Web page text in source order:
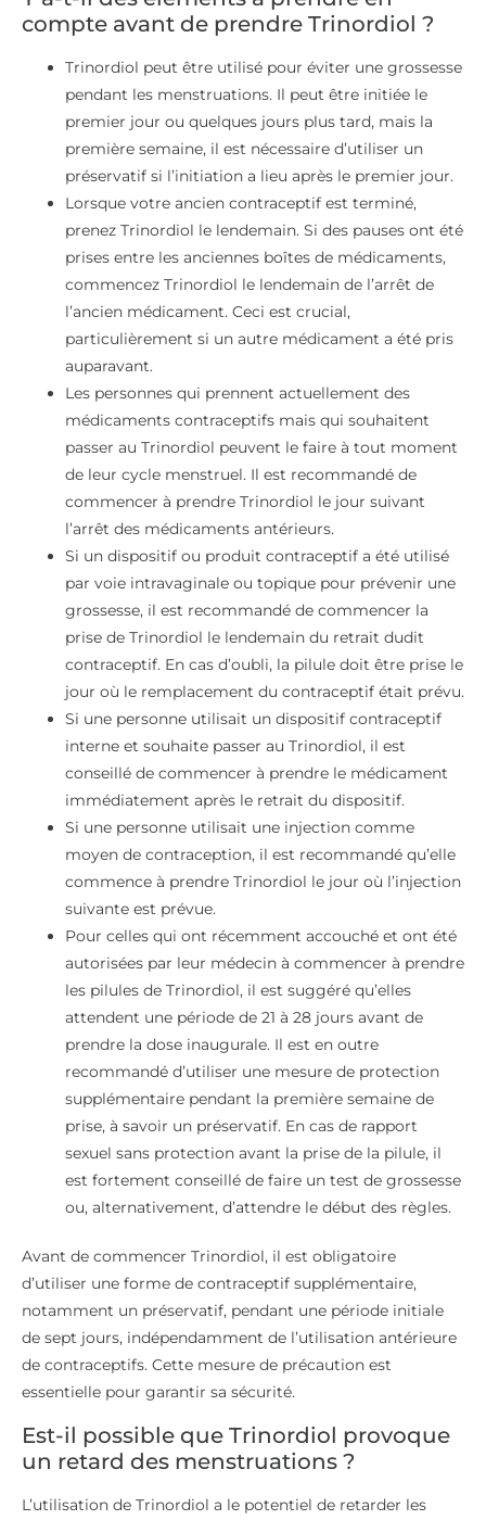
compte avant de prendre Trinordiol ?
Trinordiol peut être utilisé pour éviter une grossesse
pendant les menstruations. Il peut être initiée le
premier jour ou quelques jours plus tard, mais la
première semaine, il est nécessaire d’utiliser un
préservatif si l’initiation a lieu après le premier jour.
Lorsque votre ancien contraceptif est terminé,
prenez Trinordiol le lendemain. Si des pauses ont été
prises entre les anciennes boîtes de médicaments,
commencez Trinordiol le lendemain de l’arrêt de
l’ancien médicament. Ceci est crucial,
particulièrement si un autre médicament a été pris
auparavant.
Les personnes qui prennent actuellement des
médicaments contraceptifs mais qui souhaitent
passer au Trinordiol peuvent le faire à tout moment
de leur cycle menstruel. Il est recommandé de
commencer à prendre Trinordiol le jour suivant
l’arrêt des médicaments antérieurs.
Si un dispositif ou produit contraceptif a été utilisé
par voie intravaginale ou topique pour prévenir une
grossesse, il est recommandé de commencer la
prise de Trinordiol le lendemain du retrait dudit
contraceptif. En cas d’oubli, la pilule doit être prise le
jour où le remplacement du contraceptif était prévu.
Si une personne utilisait un dispositif contraceptif
interne et souhaite passer au Trinordiol, il est
conseillé de commencer à prendre le médicament
immédiatement après le retrait du dispositif.
Si une personne utilisait une injection comme
moyen de contraception, il est recommandé qu’elle
commence à prendre Trinordiol le jour où l’injection
suivante est prévue.
Pour celles qui ont récemment accouché et ont été
autorisées par leur médecin à commencer à prendre
les pilules de Trinordiol, il est suggéré qu’elles
attendent une période de 21 à 28 jours avant de
prendre la dose inaugurale. Il est en outre
recommandé d’utiliser une mesure de protection
supplémentaire pendant la première semaine de
prise, à savoir un préservatif. En cas de rapport
sexuel sans protection avant la prise de la pilule, il
est fortement conseillé de faire un test de grossesse
ou, alternativement, d’attendre le début des règles.
Avant de commencer Trinordiol, il est obligatoire
d’utiliser une forme de contraceptif supplémentaire,
notamment un préservatif, pendant une période initiale
de sept jours, indépendamment de l’utilisation antérieure
de contraceptifs. Cette mesure de précaution est
essentielle pour garantir sa sécurité.
Est-il possible que Trinordiol provoque
un retard des menstruations ?
L’utilisation de Trinordiol a le potentiel de retarder les